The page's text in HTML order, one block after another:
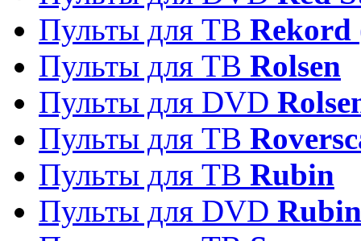
Пульты для ТВ Rekord
Пульты для ТВ Rolsen
Пульты для DVD
Пульты для ТВ
Пульты для ТВ Rubin
Пульты для DVD Rubin